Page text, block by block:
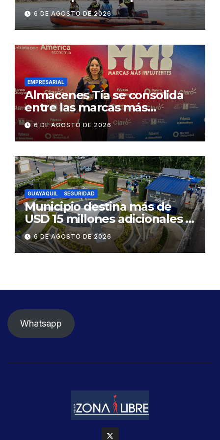
contractual a la
Concesionaria CONORTE y
exige celeridad en
desmontaje del puente
Gonzalo Icaza Cornejo, en
Daule
6 DE AGOSTO DE 2026
EMPRESARIAL
Almacenes Tía se consolida
entre las marcas más
influyentes del Ecuador
6 DE AGOSTO DE 2026
GUAYAQUIL SEGURIDAD
Municipio destina más de
USD 15 millones adicionales a
SEGURA EP para fortalecer la
seguridad ciudadana
6 DE AGOSTO DE 2026
Whatsapp